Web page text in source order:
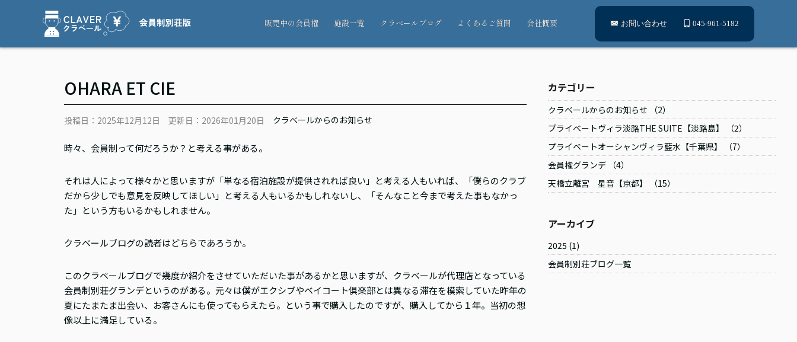
販売中の会員権 施設一覧 クラベールブログ よくあるご質問 会社概要 お問い合わせ 045-961-5182
OHARA ET CIE
投稿日：2025年12月12日 更新日：2026年01月20日 クラベールからのお知らせ
時々、会員制って何だろうか？と考える事がある。
それは人によって様々かと思いますが「単なる宿泊施設が提供されれば良い」と考える人もいれば、「僕らのクラブ
だから少しでも意見を反映してほしい」と考える人もいるかもしれないし、「そんなこと今まで考えた事もなかっ
た」という方もいるかもしれません。
クラベールブログの読者はどちらであろうか。
このクラベールブログで幾度か紹介をさせていただいた事があるかと思いますが、クラベールが代理店となっている
会員制別荘グランデというのがある。元々は僕がエクシブやベイコート倶楽部とは異なる滞在を模索していた昨年の
夏にたまたま出会い、お客さんにも使ってもらえたら。という事で購入したのですが、購入してから１年。当初の想
像以上に満足している。
カテゴリー
クラベールからのお知らせ （2）
プライベートヴィラ淡路THE SUITE【淡路島】 （2）
プライベートオーシャンヴィラ藍水【千葉県】 （7）
会員権グランデ （4）
天橋立離宮 星音【京都】 （15）
アーカイブ
2025 (1)
会員制別荘ブログ一覧